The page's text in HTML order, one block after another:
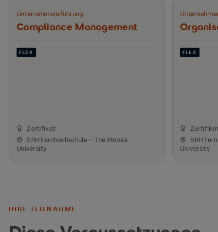
Unternehmensführung
Compliance Management
FLEX
Zertifikat
SRH Fernhochschule – The Mobile
University
FLEX
SRH
University
IHRE TEILNAHME